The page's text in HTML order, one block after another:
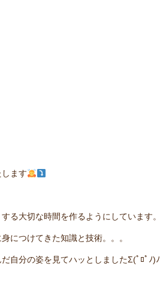
ます
る大切な時間を作るようにしています。
につけてきた知識と技術。。。
自分の姿を見てハッとしましたΣ(ﾟﾛﾟﾉ)ﾉ